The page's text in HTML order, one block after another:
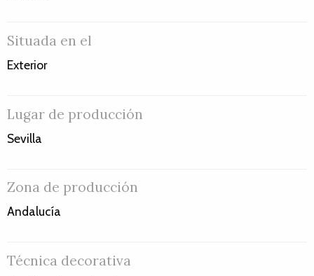
Situada en el
Exterior
Lugar de producción
Sevilla
Zona de producción
Andalucía
Técnica decorativa